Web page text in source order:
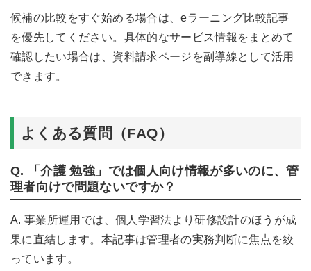
候補の比較をすぐ始める場合は、eラーニング比較記事
を優先してください。具体的なサービス情報をまとめて
確認したい場合は、 資料請求ページ を副導線として活用
できます。
よくある質問（FAQ）
Q. 「介護 勉強」では個人向け情報が多いのに、管
理者向けで問題ないですか？
A. 事業所運用では、個人学習法より研修設計のほうが成
果に直結します。本記事は管理者の実務判断に焦点を絞
っています。